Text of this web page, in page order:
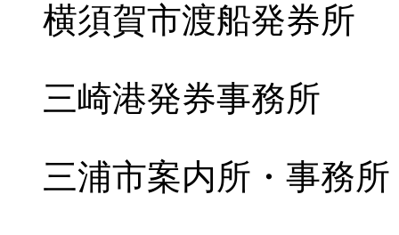
横須賀市渡船発券所
三崎港発券事務所
三浦市案内所・事務所